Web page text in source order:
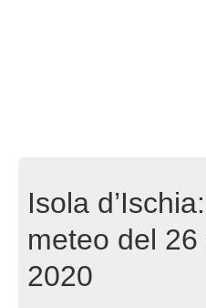
Isola
meteo del
2020